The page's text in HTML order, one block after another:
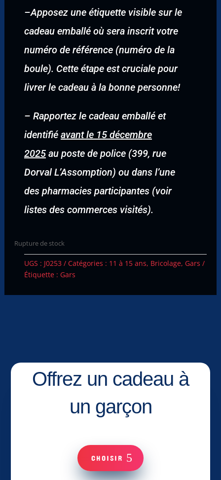
–Apposez une étiquette visible sur le
cadeau emballé où sera inscrit votre
numéro de référence (numéro de la
boule). Cette étape est cruciale pour
livrer le cadeau à la bonne personne!
– Rapportez le cadeau emballé et
identifié avant le 15 décembre
2025au poste de police (399, rue
Dorval L’Assomption) ou dans l’une
des pharmacies participantes (voir
listes des commerces visités).
Rupture de stock
UGS : J0253 Catégories : 11 à 15 ans, Bricolage, Gars
Étiquette : Gars
Offrez un cadeau à
un garçon
CHOISIR